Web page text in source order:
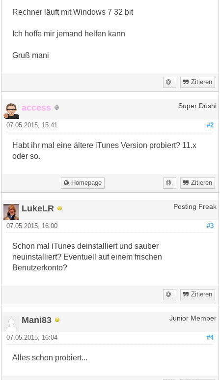
Rechner läuft mit Windows 7 32 bit
Ich hoffe mir jemand helfen kann
Gruß mani
Zitieren
access Super Dushi
#2
07.05.2015, 15:41
Habt ihr mal eine ältere iTunes Version probiert? 11.x
oder so.
Homepage Zitieren
LukeLR Posting Freak
#3
07.05.2015, 16:00
Schon mal iTunes deinstalliert und sauber
neuinstalliert? Eventuell auf einem frischen
Benutzerkonto?
Zitieren
Mani83 Junior Member
#4
07.05.2015, 16:04
Alles schon probiert...